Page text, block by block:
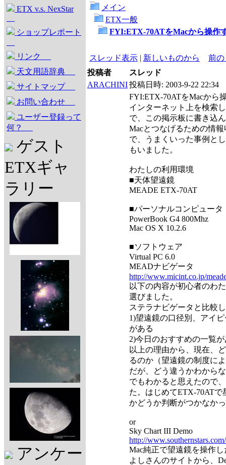
ETX v.s. NexStar
ショップレポート
リンク
天文用語辞典
サイトマップ
お問い合わせ
ユーザー登録って
何？
ゲスト
ETXギャ
ラリー
アンケー
メイン
ETX一般
FYI:ETX-70ATをMacから操作
スレッド表示 | 新しいものから
前
投稿者
スレッド
ARACHINI投稿日時: 2003-9-22 22:34
FYI:ETX-70ATをMacから
インターネット上を検索
で、この掲示板に書き込
Macとつなげるための情
で、うまくいった事例と
もいました。
わたしの利用環境
■天体望遠鏡
MEADE ETX-70AT
■パーソナルコンピュータ
PowerBook G4 800Mhz
Mac OS X 10.2.6
■ソフトウェア
Virtual PC 6.0
MEADナビゲータ
http://www.micint.co.jp/
以下の内容が初心者のわ
選びました。
ステラナビゲータと比較
1)望遠鏡の口径別、アイ
がある
2)今日のおすすめの一覧
以上の理由から、現在、
るのか（望遠鏡の制度に
だが、どう違うかわから
でもわかると思えたので
た。はじめてETX-70AT
かどうか判断がつかなか
or
Sky Chart III Demo
http://
Mac純正で望遠鏡を操作
よしさんのサイトから、